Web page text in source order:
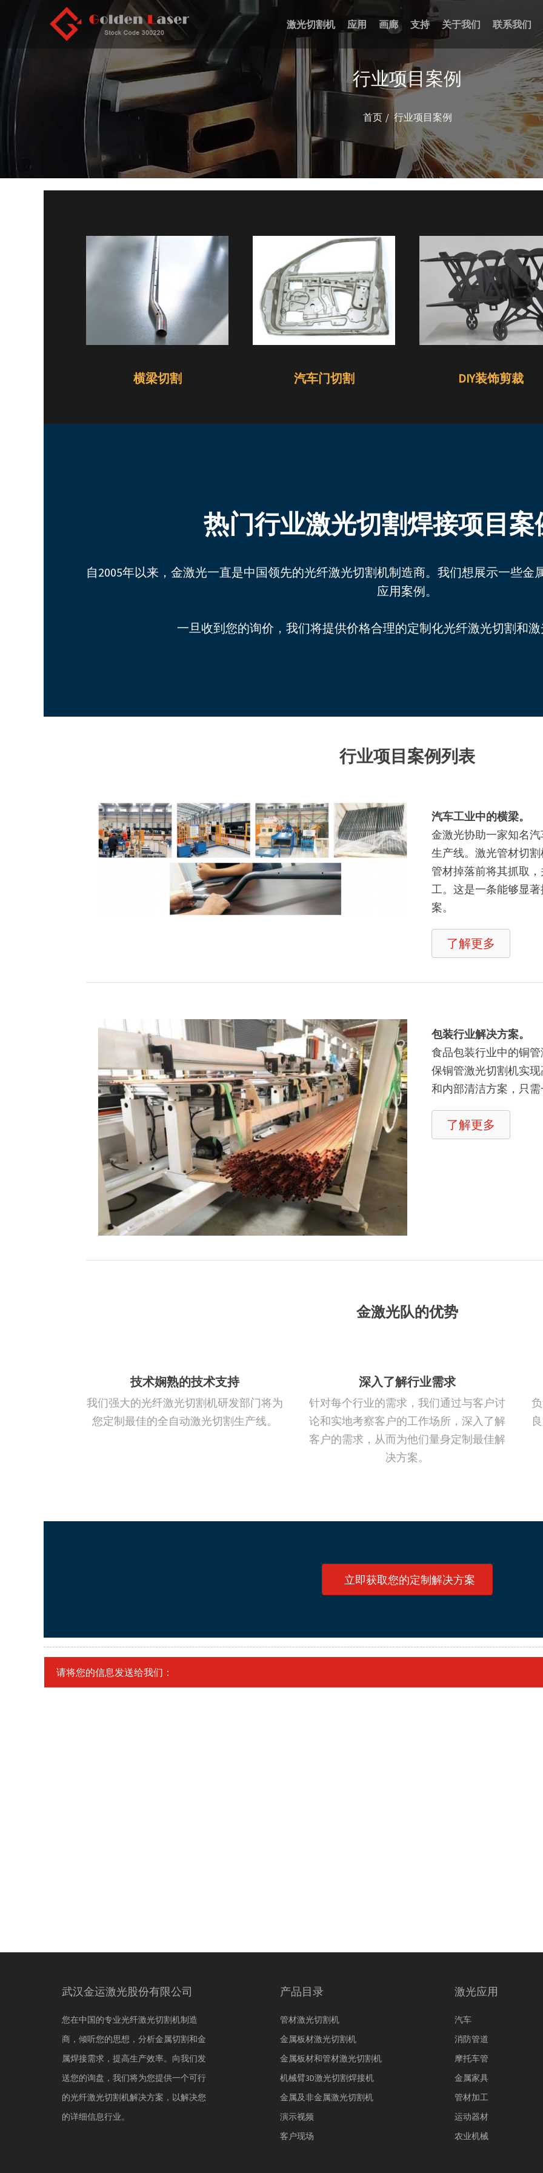
激光切割机 应用 画廊 支持 关于我们 联系我们
行业项目案例
首页 行业项目案例
横梁切割 汽车门切割 DIY装饰剪裁
热门行业激光切割焊接项目案
自2005年以来，金激光一直是中国领先的光纤激光切割机制造商。我们想展示一些金
应用案例。
一旦收到您的询价，我们将提供价格合理的定制化光纤激光切割和激
行业项目案例列表
汽车工业中的横梁。
金激光协助一家知名
生产线。激光管材切
管材掉落前将其抓取
工。这是一条能够显
案。
了解更多
包装行业解决方案。
食品包装行业中的铜
保铜管激光切割机实
和内部清洁方案，只需
了解更多
金激光队的优势
技术娴熟的技术支持
我们强大的光纤激光切割机研发部门将为
您定制最佳的全自动激光切割生产线。
深入了解行业需求
针对每个行业的需求，我们通过与客户讨
论和实地考察客户的工作场所，深入了解
客户的需求，从而为他们量身定制最佳解
决方案。
立即获取您的定制解决方案
请将您的信息发送给我们：
武汉金运激光股份有限公司
您在中国的专业光纤激光切割机制造
商，倾听您的思想，分析金属切割和金
属焊接需求，提高生产效率。向我们发
送您的询盘，我们将为您提供一个可行
的光纤激光切割机解决方案，以解决您
的详细信息行业。
产品目录
管材激光切割机
金属板材激光切割机
金属板材和管材激光切割机
机械臂3D激光切割焊接机
金属及非金属激光切割机
演示视频
客户现场
激光应用
汽车
消防管道
摩托车管
金属家具
管材加工
运动器材
农业机械